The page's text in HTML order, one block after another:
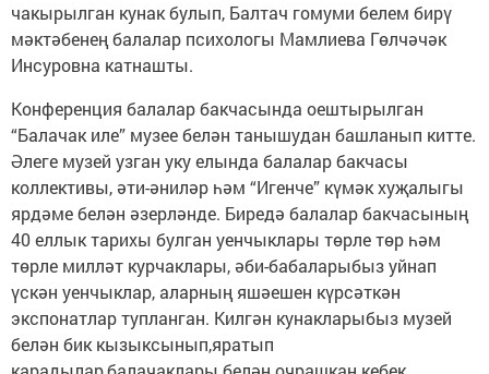
чакырылган кунак булып, Балтач гомуми белем бирү
мәктәбенең балалар психологы Мамлиева Гөлчәчәк
Инсуровна катнашты.
Конференция балалар бакчасында оештырылган
“Балачак иле” музее белән танышудан башланып китте.
Әлеге музей узган уку елында балалар бакчасы
коллективы, әти-әниләр һәм “Игенче” күмәк хуҗалыгы
ярдәме белән әзерләнде. Биредә балалар бакчасының
40 еллык тарихы булган уенчыклары төрле төр һәм
төрле милләт курчаклары, әби-бабаларыбыз уйнап
үскән уенчыклар, аларның яшәешен күрсәткән
экспонатлар тупланган. Килгән кунакларыбыз музей
белән бик кызыксынып,яратып